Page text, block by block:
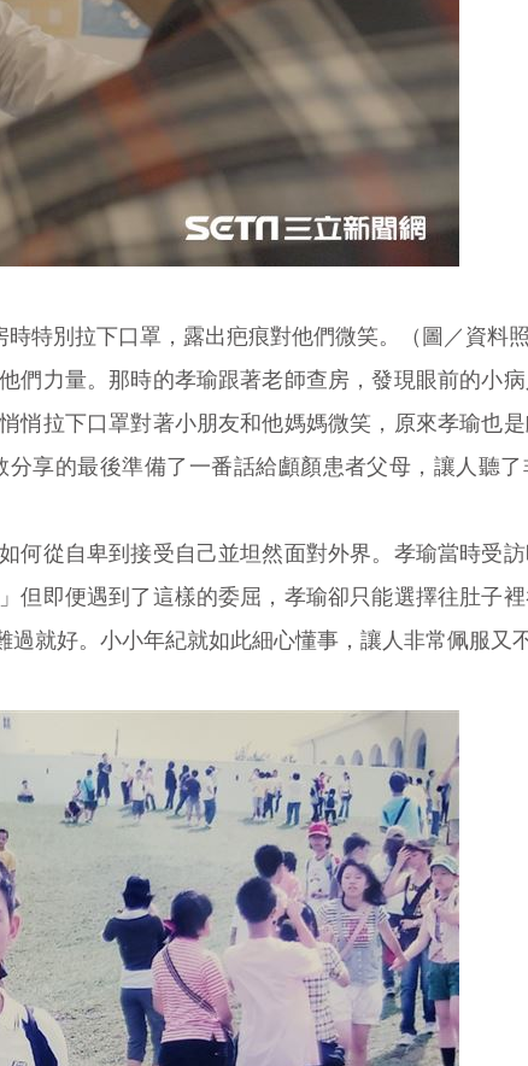
特別拉下口罩，露出疤痕對他們微笑。（圖／資料照
力量。那時的孝瑜跟著老師查房，發現眼前的小病
拉下口罩對著小朋友和他媽媽微笑，原來孝瑜也
享的最後準備了一番話給顱顏患者父母，讓人聽了
何從自卑到接受自己並坦然面對外界。孝瑜當時受
但即便遇到了這樣的委屈，孝瑜卻只能選擇往肚子
就好。小小年紀就如此細心懂事，讓人非常佩服又不